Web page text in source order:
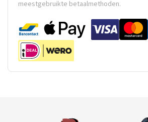
meestgebruikte betaalmethoden.